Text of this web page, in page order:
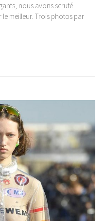
nous avons scruté
meilleur. Trois photos par